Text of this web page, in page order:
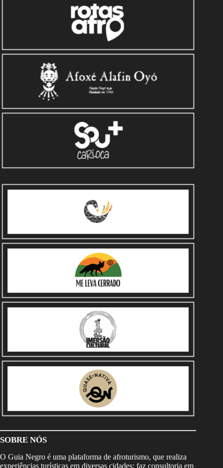
SOBRE NÓS
O Guia Negro é uma plataforma de afroturismo, que realiza
experiências turísticas em diversas cidades; faz consultoria em